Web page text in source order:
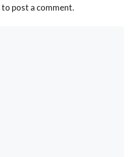
to post a comment.